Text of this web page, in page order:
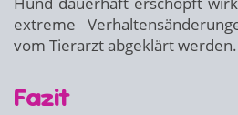
extreme
vom Tierarzt abgeklärt werden.
Fazit